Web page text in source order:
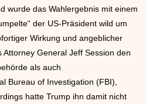
wurde das Wahlergebnis mit einem
der US-Präsident wild um
Wirkung und angeblicher
General Jeff Session den
als auch
Bureau of Investigation (FBI),
hatte Trump ihn damit nicht